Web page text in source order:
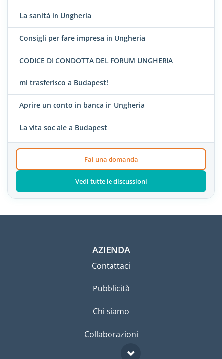
La sanità in Ungheria
Consigli per fare impresa in Ungheria
CODICE DI CONDOTTA DEL FORUM UNGHERIA
mi trasferisco a Budapest!
Aprire un conto in banca in Ungheria
La vita sociale a Budapest
Fai una domanda
Vedi tutte le discussioni
AZIENDA
Contattaci
Pubblicità
Chi siamo
Collaborazioni